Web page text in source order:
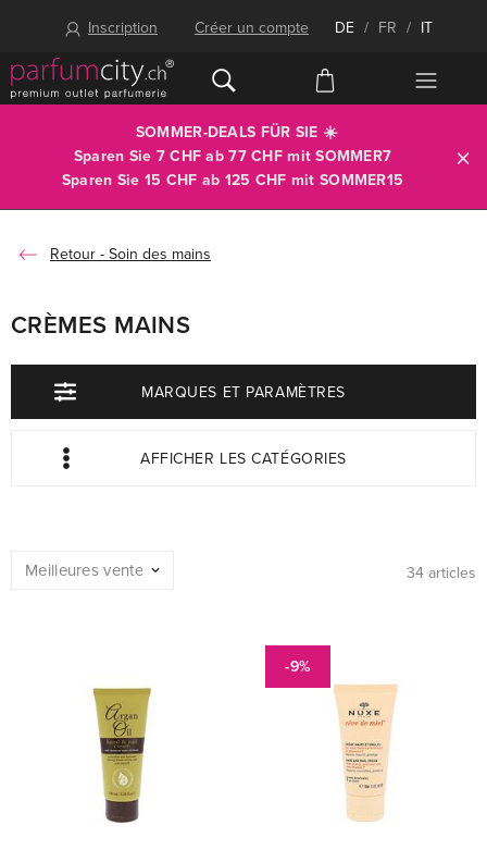
Inscription Créer un compte DE / FR / IT
SOMMER-DEALS FÜR SIE ☀️
Sparen Sie 7 CHF ab 77 CHF mitSOMMER7
Sparen Sie 15 CHF ab 125 CHF mit SOMMER15
Soin des mains
CRÈMES MAINS
MARQUES ET PARAMÈTRES
AFFICHER LES CATÉGORIES
34 articles
-9%